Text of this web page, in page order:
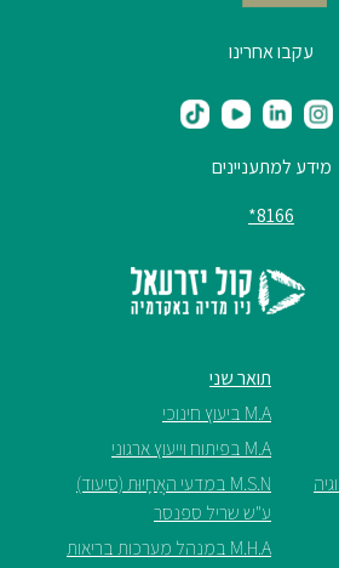
עקבו אחרינו
מידע למתעניינים
8166*
תואר שני
M.A ביעוץ חינוכי
M.A בפיתוח וייעוץ ארגוני
M.S.N במדעי האֲחָיוּת (סיעוד)
ע"ש שריל ספנסר
M.H.A במנהל מערכות בריאות